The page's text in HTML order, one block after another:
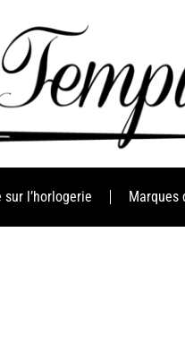
sur l’horlogerie Marques